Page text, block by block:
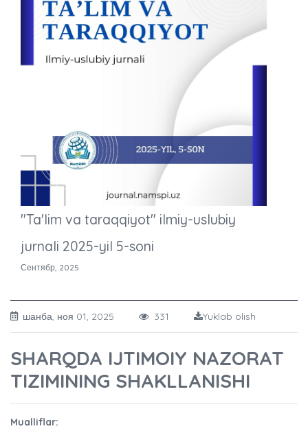
"Ta'lim va taraqqiyot" ilmiy-uslubiy
jurnali 2025-yil 5-soni
Сентябр, 2025
шанба, ноя 01, 2025 331 Yuklab olish
SHARQDA IJTIMOIY NAZORAT
TIZIMINING SHAKLLANISHI
Mualliflar: